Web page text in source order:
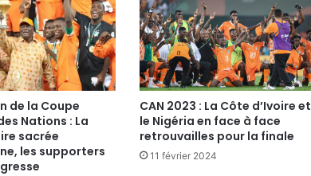
de la Coupe
Nations : La
sacrée
les supporters
CAN 2023 : La Côte d’Ivoire et
le Nigéria en face à face
retrouvailles pour la finale
11 février 2024